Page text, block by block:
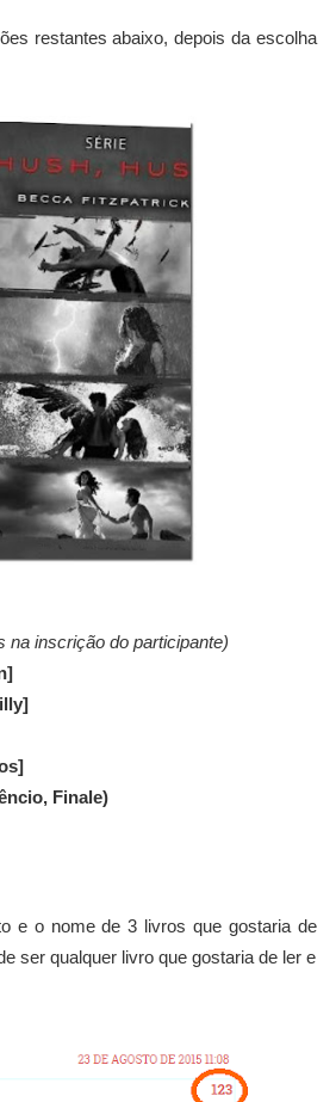
restantes abaixo, depois da escolha
na inscrição do participante)
Finale)
e o nome de 3 livros que gostaria de
ser qualquer livro que gostaria de ler e